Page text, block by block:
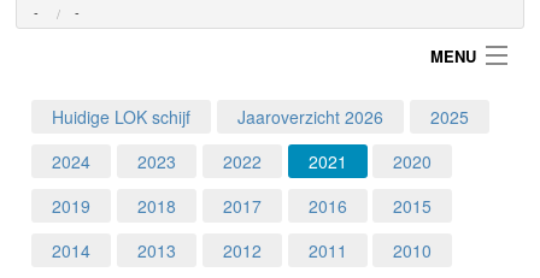
- -
MENU
Home
Programma's
Huidige LOK schijf Jaaroverzicht 2026
2025
2024
2023 2022 2021
2020
2019
2018 2017 2016
2015
2014
2013 2012 2011 2010